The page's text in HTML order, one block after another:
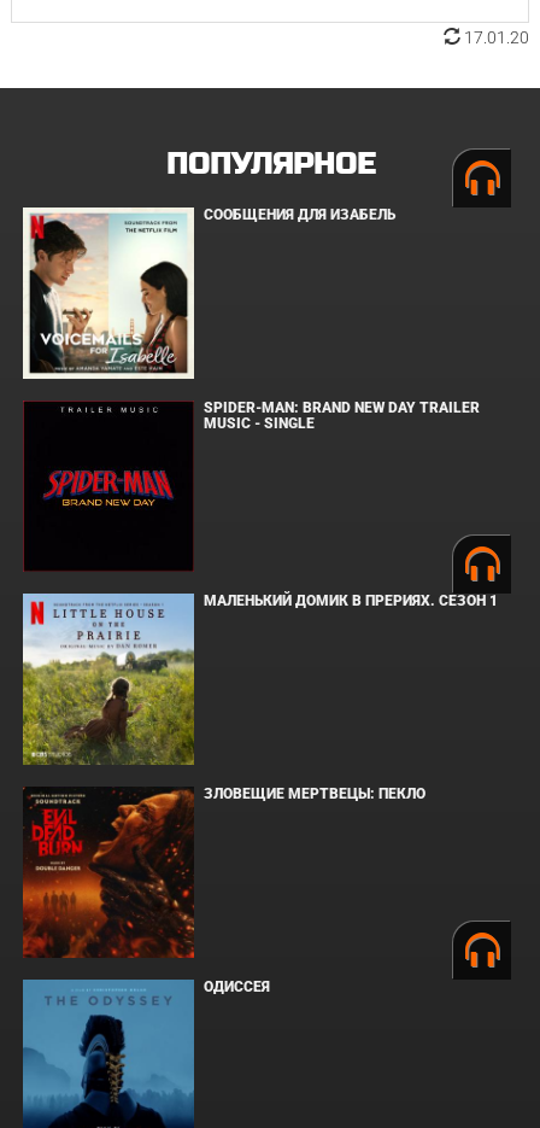
17.01.20
ПОПУЛЯРНОЕ
СООБЩЕНИЯ ДЛЯ ИЗАБЕЛЬ
SPIDER-MAN: BRAND NEW DAY TRAILER
MUSIC - SINGLE
МАЛЕНЬКИЙ ДОМИК В ПРЕРИЯХ. СЕЗОН 1
ЗЛОВЕЩИЕ МЕРТВЕЦЫ: ПЕКЛО
ОДИССЕЯ